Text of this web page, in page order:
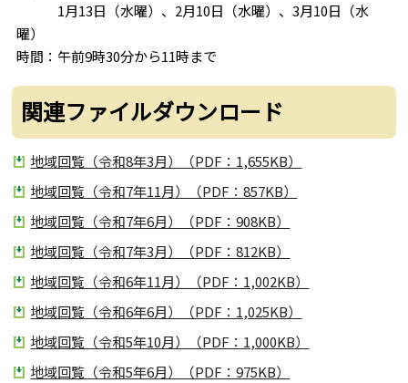
1月13日（水曜）、2月10日（水曜）、3月10日（水
曜）
時間：午前9時30分から11時まで
関連ファイルダウンロード
地域回覧（令和8年3月）（PDF：1,655KB）
地域回覧（令和7年11月）（PDF：857KB）
地域回覧（令和7年6月）（PDF：908KB）
地域回覧（令和7年3月）（PDF：812KB）
地域回覧（令和6年11月）（PDF：1,002KB）
地域回覧（令和6年6月）（PDF：1,025KB）
地域回覧（令和5年10月）（PDF：1,000KB）
地域回覧（令和5年6月）（PDF：975KB）